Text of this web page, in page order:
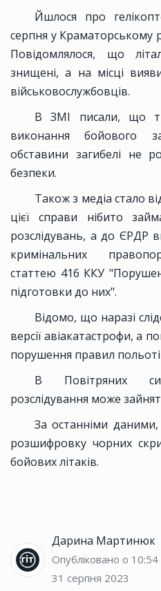
Йшлося про
серпня у Краматорському
Повідомлялося, що
знищені, а на місці
військовослужбовців.
В ЗМІ писали, що
виконання бойового
обставини загибелі не
безпеки.
Також з медіа стало
цієї справи нібито
розслідувань, а до ЄРДР
кримінальних
статтею 416 ККУ
підготовки до них".
Відомо, що наразі
версії авіакатастрофи, а
порушення правил
В Повітряних
розслідування може
За останніми
розшифровку чорних
бойових літаків.
Дарина Мартинюк
Опубліковано о 10:54
31 серпня 2023